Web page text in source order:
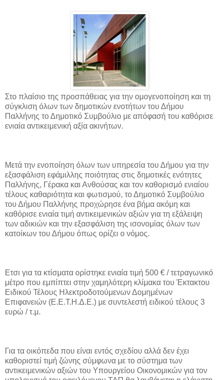
Στο πλαίσιο της προσπάθειας για την ομογενοποίηση και τη
σύγκλιση όλων των δημοτικών ενοτήτων του Δήμου
Παλλήνης το Δημοτικό Συμβούλιο με απόφασή του καθόρισε
ενιαία αντικειμενική αξία ακινήτων.
Μετά την ενοποίηση όλων των υπηρεσία του Δήμου για την
εξασφάλιση εφάμιλλης ποιότητας στις δημοτικές ενότητες
Παλλήνης, Γέρακα και Ανθούσας και τον καθορισμό ενιαίου
τέλους καθαριότητα και φωτισμού, το Δημοτικό Συμβούλιο
του Δήμου Παλλήνης προχώρησε ένα βήμα ακόμη και
καθόρισε ενιαία τιμή αντικειμενικών αξιών για τη εξάλειψη
των αδικιών και την εξασφάλιση της ισονομίας όλων των
κατοίκων του Δήμου όπως ορίζει ο νόμος.
Ετσι για τα κτίσματα ορίστηκε ενιαία τιμή 500 € / τετραγωνικό
μέτρο που εμπίπτει στην χαμηλότερη κλίμακα του Έκτακτου
Ειδικού Τέλους Ηλεκτροδοτούμενων Δομημένων
Επιφανειών (Ε.Ε.Τ.Η.Δ.Ε.) με συντελεστή ειδικού τέλους 3
ευρώ / τ.μ.
Για τα οικόπεδα που είναι εντός σχεδίου αλλά δεν έχει
καθοριστεί τιμή ζώνης σύμφωνα με το σύστημα των
αντικειμενικών αξιών του Υπουργείου Οικονομικών για τον